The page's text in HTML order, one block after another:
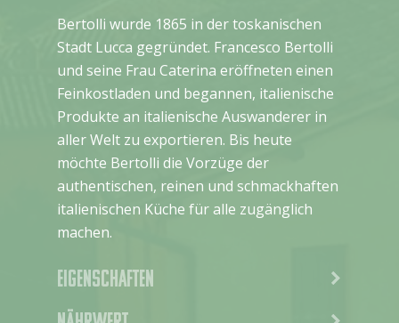
Bertolli wurde 1865 in der toskanischen
Stadt Lucca gegründet. Francesco Bertolli
und seine Frau Caterina eröffneten einen
Feinkostladen und begannen, italienische
Produkte an italienische Auswanderer in
aller Welt zu exportieren. Bis heute
möchte Bertolli die Vorzüge der
authentischen, reinen und schmackhaften
italienischen Küche für alle zugänglich
machen.
Eigenschaften